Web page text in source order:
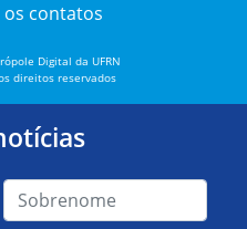
contatos
Digital da UFRN
direitos reservados